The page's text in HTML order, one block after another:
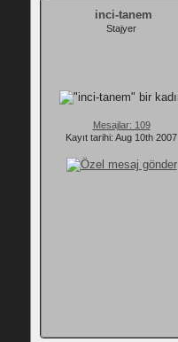
inci-tanem
Stajyer
Mesajlar: 109
Kayıt tarihi: Aug 10th 2007